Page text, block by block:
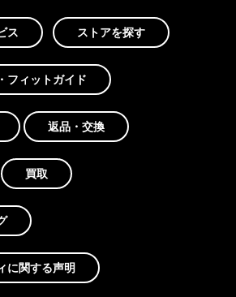
ス ストアを探す
フィットガイド
返品・交換
買取
に関する声明